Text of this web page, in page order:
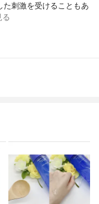
た刺激を受けることもあ
る